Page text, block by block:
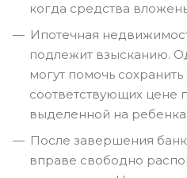
когда средства
Ипотечная
подлежит взысканию.
могут помочь сохранить
соответствующих
выделенной на ребенка;
После завершения
вправе свободно